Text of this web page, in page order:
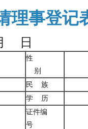
理事登
月 日
性
别
民 族
学 历
证件编
号